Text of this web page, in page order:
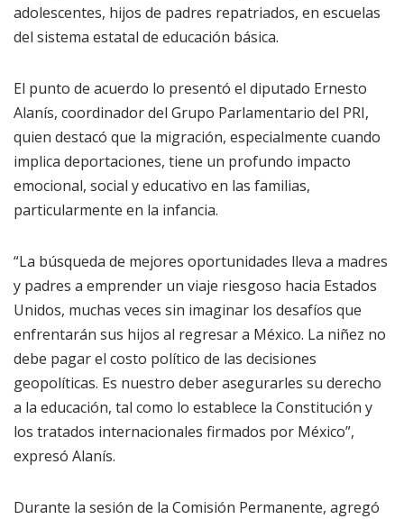
adolescentes, hijos de padres repatriados, en escuelas
del sistema estatal de educación básica.
El punto de acuerdo lo presentó el diputado Ernesto
Alanís, coordinador del Grupo Parlamentario del PRI,
quien destacó que la migración, especialmente cuando
implica deportaciones, tiene un profundo impacto
emocional, social y educativo en las familias,
particularmente en la infancia.
“La búsqueda de mejores oportunidades lleva a madres
y padres a emprender un viaje riesgoso hacia Estados
Unidos, muchas veces sin imaginar los desafíos que
enfrentarán sus hijos al regresar a México. La niñez no
debe pagar el costo político de las decisiones
geopolíticas. Es nuestro deber asegurarles su derecho
a la educación, tal como lo establece la Constitución y
los tratados internacionales firmados por México”,
expresó Alanís.
Durante la sesión de la Comisión Permanente, agregó